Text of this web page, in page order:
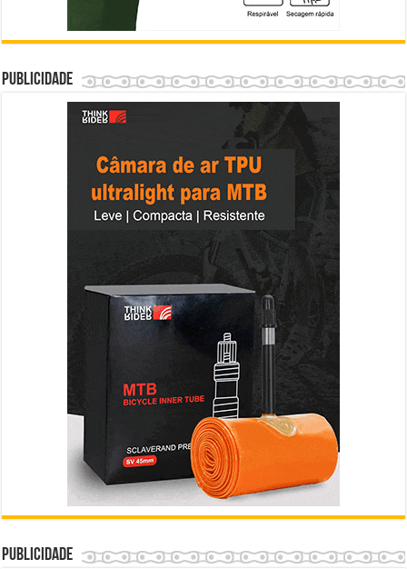
Publicidade
Publicidade